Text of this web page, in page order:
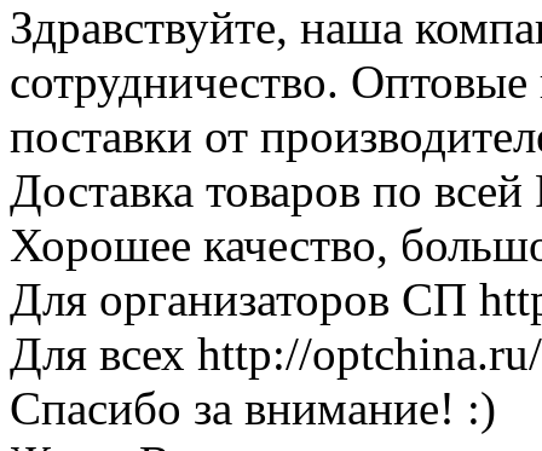
Здравствуйте, наша
сотрудничество.
поставки от
Доставка товаров по всей
Хорошее качество,
Для организаторов СП
Для всех http://optchina.ru/
Спасибо за внимание! :)